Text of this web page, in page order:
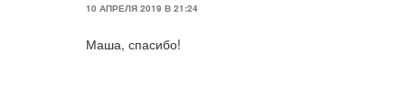
10 АПРЕЛЯ 2019 В 21:24
Маша, спасибо!